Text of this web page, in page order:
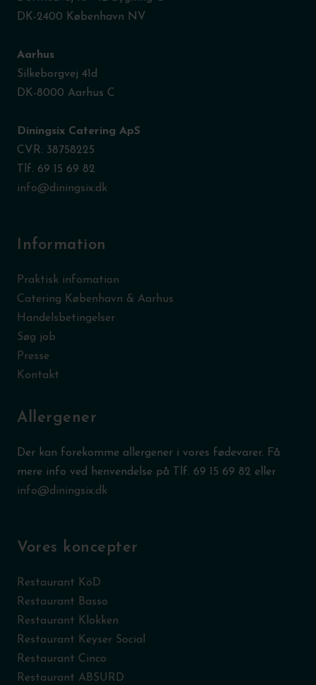
DK-2400 København NV
Aarhus
Silkeborgvej 41d
DK-8000 Aarhus C
Diningsix Catering ApS
CVR: 38758225
Tlf. 69 15 69 82
info@diningsix.dk
Information
Praktisk infomation
Catering København & Aarhus
Handelsbetingelser
Søg job
Presse
Kontakt
Allergener
Der kan forekomme allergener i vores fødevarer. Få
mere info ved henvendelse på Tlf. 69 15 69 82 eller
info@diningsix.dk
Vores koncepter
Restaurant KöD
Restaurant Basso
Restaurant Klokken
Restaurant Keyser Social
Restaurant Cinco
Restaurant ABSURD